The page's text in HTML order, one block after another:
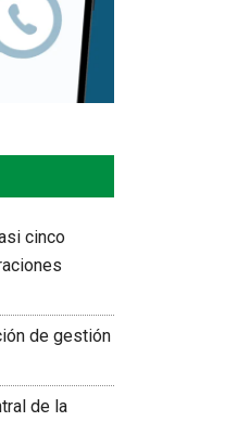
cinco
de gestión
de la